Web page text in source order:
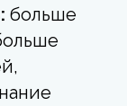
больше